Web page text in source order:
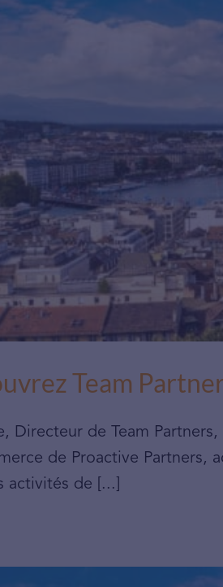
Team
Directeur de Team
de Proactive Partners,
activités de [...]